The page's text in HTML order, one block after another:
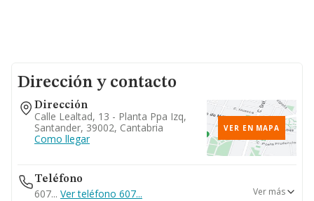
Dirección y contacto
Dirección
Calle Lealtad, 13 - Planta Ppa Izq,
Santander, 39002, Cantabria
Como llegar
VER EN MAPA
Teléfono
607... Ver teléfono 607... Ver más